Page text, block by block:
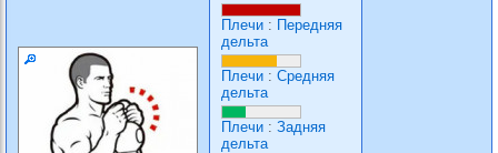
Плечи : Передняя
дельта
Плечи : Средняя
дельта
Плечи : Задняя
дельта